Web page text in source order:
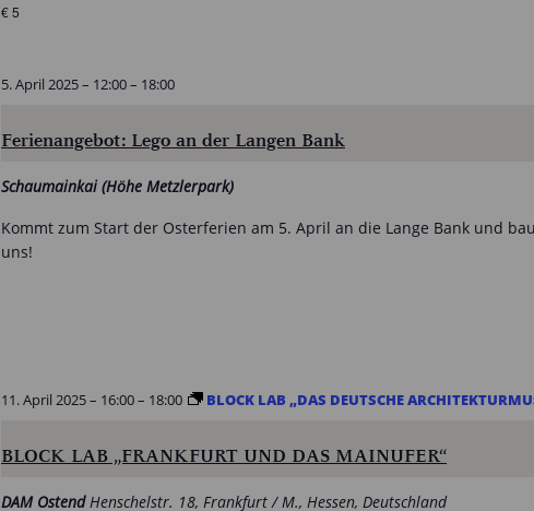
€ 5
Ferienangebot: Lego an der Langen Bank
5. April 2025 – 12:00– 18:00
Schaumainkai (Höhe Metzlerpark)
Kommt zum Start der Osterferien am 5. April an die Lange Bank und
uns!
BLOCK LAB „FRANKFURT UND DAS MAINUFER“
11. April 2025 – 16:00– 18:00 BLOCK LAB „DAS DEUTSCHE
DAM OstendHenschelstr. 18, Frankfurt / M., Hessen, Deutschland